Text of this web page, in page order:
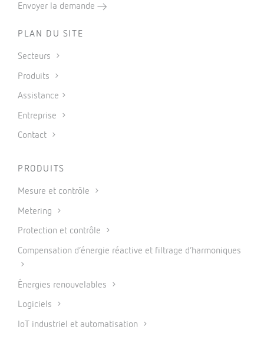
Envoyer la demande
PLAN DU SITE
Secteurs
Produits
Assistance
Entreprise
Contact
PRODUITS
Mesure et contrôle
Metering
Protection et contrôle
Compensation d’énergie réactive et filtrage d’harmoniques
Énergies renouvelables
Logiciels
IoT industriel et automatisation